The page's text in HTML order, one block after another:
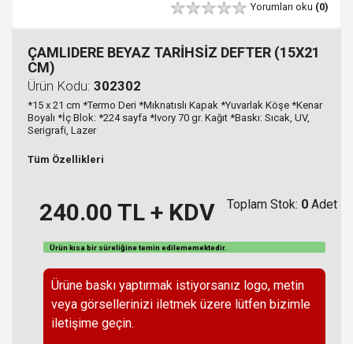
Yorumları oku (0)
ÇAMLIDERE BEYAZ TARİHSİZ DEFTER (15X21
CM)
Ürün Kodu: 302302
*15 x 21 cm *Termo Deri *Mıknatıslı Kapak *Yuvarlak Köşe *Kenar
Boyalı *İç Blok: *224 sayfa *Ivory 70 gr. Kağıt *Baskı: Sıcak, UV,
Serigrafi, Lazer
Tüm Özellikleri
240.00 TL + KDV Toplam Stok: 0 Adet
Ürün kısa bir süreliğine temin edilememektedir.
Ürüne baskı yaptırmak istiyorsanız logo, metin
veya görsellerinizi iletmek üzere lütfen bizimle
iletişime geçin.